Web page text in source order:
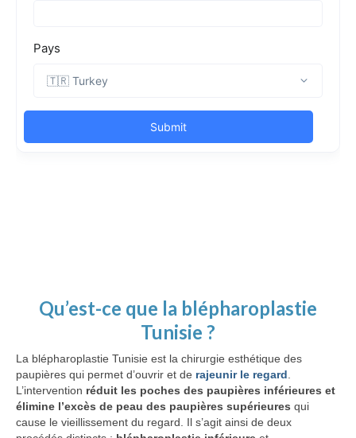
Qu’est-ce que la blépharoplastie
Tunisie ?
La blépharoplastie Tunisie est la chirurgie esthétique des
paupières qui permet d’ouvrir et de rajeunir le regard.
L’intervention réduit les poches des paupières inférieures et
élimine l’excès de peau des paupières supérieures qui
cause le vieillissement du regard. Il s’agit ainsi de deux